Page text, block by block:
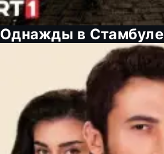
Однажды в Стамбуле